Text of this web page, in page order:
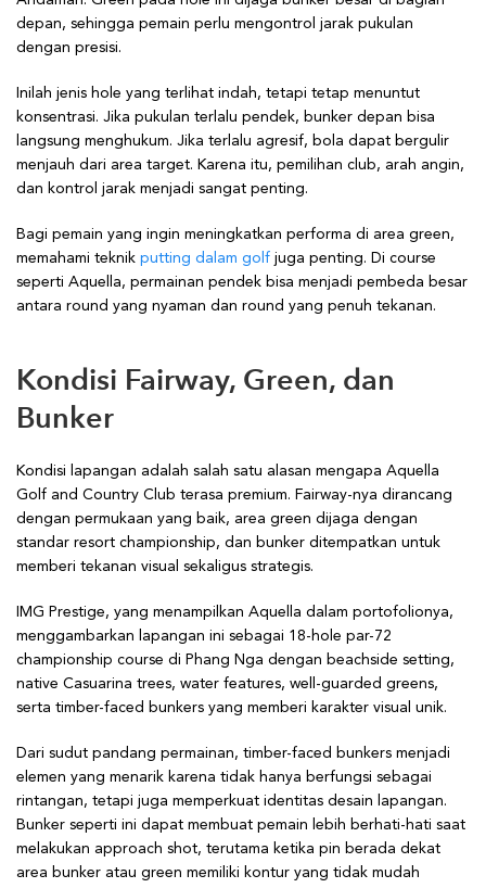
depan, sehingga pemain perlu mengontrol jarak pukulan
dengan presisi.
Inilah jenis hole yang terlihat indah, tetapi tetap menuntut
konsentrasi. Jika pukulan terlalu pendek, bunker depan bisa
langsung menghukum. Jika terlalu agresif, bola dapat bergulir
menjauh dari area target. Karena itu, pemilihan club, arah angin,
dan kontrol jarak menjadi sangat penting.
Bagi pemain yang ingin meningkatkan performa di area green,
memahami teknik putting dalam golf juga penting. Di course
seperti Aquella, permainan pendek bisa menjadi pembeda besar
antara round yang nyaman dan round yang penuh tekanan.
Kondisi Fairway, Green, dan
Bunker
Kondisi lapangan adalah salah satu alasan mengapa Aquella
Golf and Country Club terasa premium. Fairway-nya dirancang
dengan permukaan yang baik, area green dijaga dengan
standar resort championship, dan bunker ditempatkan untuk
memberi tekanan visual sekaligus strategis.
IMG Prestige, yang menampilkan Aquella dalam portofolionya,
menggambarkan lapangan ini sebagai 18-hole par-72
championship course di Phang Nga dengan beachside setting,
native Casuarina trees, water features, well-guarded greens,
serta timber-faced bunkers yang memberi karakter visual unik.
Dari sudut pandang permainan, timber-faced bunkers menjadi
elemen yang menarik karena tidak hanya berfungsi sebagai
rintangan, tetapi juga memperkuat identitas desain lapangan.
Bunker seperti ini dapat membuat pemain lebih berhati-hati saat
melakukan approach shot, terutama ketika pin berada dekat
area bunker atau green memiliki kontur yang tidak mudah